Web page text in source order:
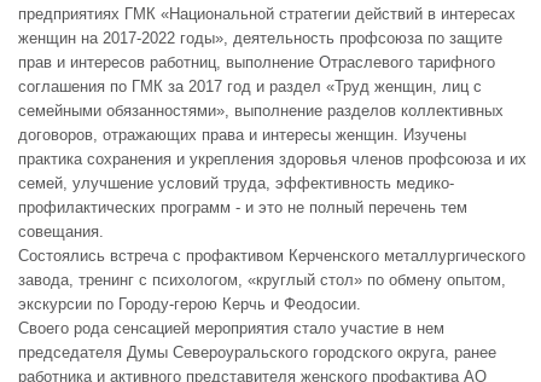
предприятиях ГМК «Национальной стратегии действий в интересах
женщин на 2017-2022 годы», деятельность профсоюза по защите
прав и интересов работниц, выполнение Отраслевого тарифного
соглашения по ГМК за 2017 год и раздел «Труд женщин, лиц с
семейными обязанностями», выполнение разделов коллективных
договоров, отражающих права и интересы женщин. Изучены
практика сохранения и укрепления здоровья членов профсоюза и их
семей, улучшение условий труда, эффективность медико-
профилактических программ - и это не полный перечень тем
совещания.
Состоялись встреча с профактивом Керченского металлургического
завода, тренинг с психологом, «круглый стол» по обмену опытом,
экскурсии по Городу-герою Керчь и Феодосии.
Своего рода сенсацией мероприятия стало участие в нем
председателя Думы Североуральского городского округа, ранее
работника и активного представителя женского профактива АО